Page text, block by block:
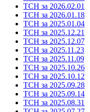
ТСН за 2026.02.01
ТСН за 2026.01.18
ТСН за 2025.01.04
ТСН за 2025.12.21
ТСН за 2025.12.07
ТСН за 2025.11.23
ТСН за 2025.11.09
ТСН за 2025.10.26
ТСН за 2025.10.12
ТСН за 2025.09.28
ТСН за 2025.09.14
ТСН за 2025.08.31